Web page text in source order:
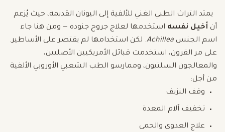
يمتد التراث الطبي الغني للألفية إلى اليونان القديمة، حيث يُزعم
أن أخيل نفسه استخدمها لعلاج جروح جنوده — ومن هنا جاء
اسم الجنس Achillea. لكن استخدامها لم يقتصر على الأساطير.
على مر القرون، استخدمت قبائل الأمريكيين الأصليين،
والمعالجون السلتيون، وممارسو الطب الشعبي الأوروبي الألفية
من أجل:
وقف النزيف
تخفيف آلام المعدة
علاج العدوى والحمى